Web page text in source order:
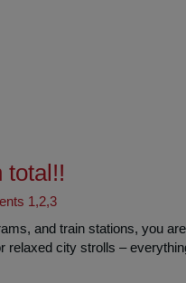
total!!
1,2,3
and train stations, you are